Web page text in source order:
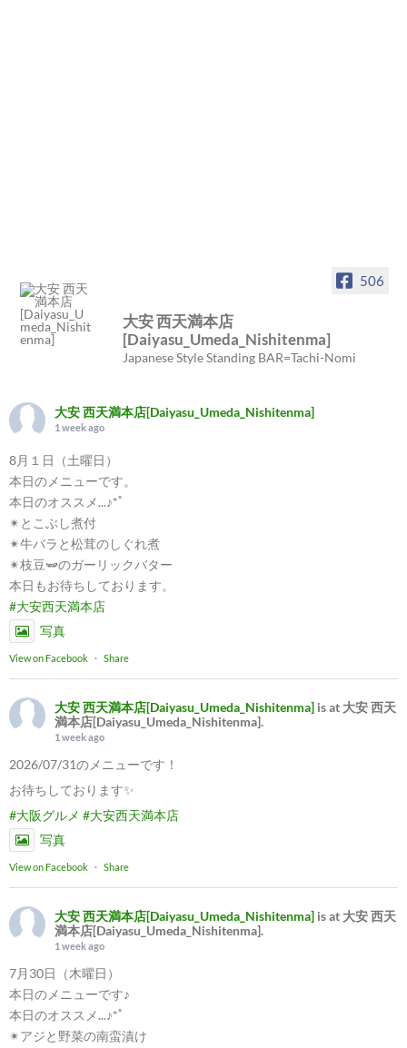
506
大安 西天満本店
[Daiyasu_Umeda_Nishitenma]
Japanese Style Standing BAR=Tachi-Nomi
大安 西天満本店[Daiyasu_Umeda_Nishitenma]
1 week ago
8月１日（土曜日）
本日のメニューです。
本日のオススメ...♪*ﾟ
✴︎とこぶし煮付
✴︎牛バラと松茸のしぐれ煮
✴︎枝豆🫛のガーリックバター
本日もお待ちしております。
#大安西天満本店
写真
View on Facebook · Share
大安 西天満本店[Daiyasu_Umeda_Nishitenma] is at 大安 西天
満本店[Daiyasu_Umeda_Nishitenma].
1 week ago
2026/07/31のメニューです！
お待ちしております✨
#大阪グルメ #大安西天満本店
写真
View on Facebook · Share
大安 西天満本店[Daiyasu_Umeda_Nishitenma] is at 大安 西天
満本店[Daiyasu_Umeda_Nishitenma].
1 week ago
7月30日（木曜日）
本日のメニューです♪
本日のオススメ...♪*ﾟ
✴︎アジと野菜の南蛮漬け